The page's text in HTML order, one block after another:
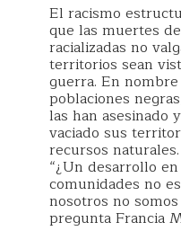
El racismo
que las muertes
racializadas no
territorios sean
guerra. En
poblaciones
las han asesinado
vaciado sus
recursos
“¿Un desarrollo
comunidades no
nosotros no
pregunta Francia